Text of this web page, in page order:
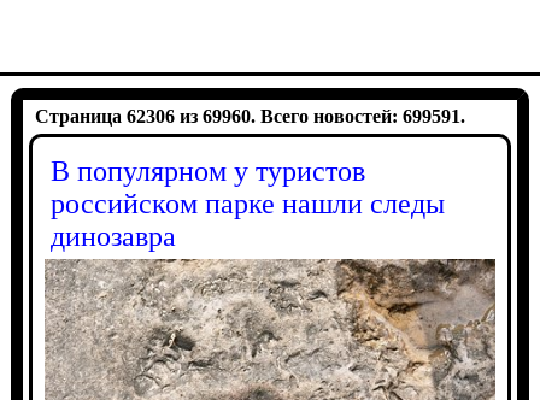
Страница 62306 из 69960. Всего новостей: 699591.
В популярном у туристов
российском парке нашли следы
динозавра